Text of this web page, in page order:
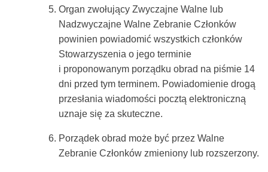
Organ zwołujący Zwyczajne Walne lub
Nadzwyczajne Walne Zebranie Członków
powinien powiadomić wszystkich członków
Stowarzyszenia o jego terminie
i proponowanym porządku obrad na piśmie 14
dni przed tym terminem. Powiadomienie drogą
przesłania wiadomości pocztą elektroniczną
uznaje się za skuteczne.
Porządek obrad może być przez Walne
Zebranie Członków zmieniony lub rozszerzony.